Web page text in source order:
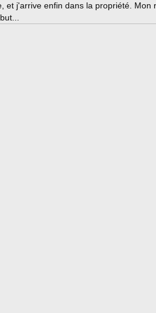
et j'arrive enfin dans la propriété. Mon